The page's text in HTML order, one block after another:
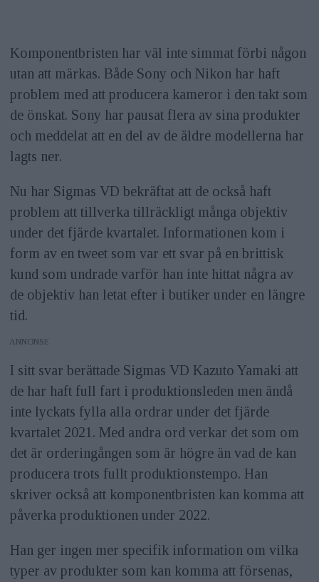
Komponentbristen har väl inte simmat förbi någon
utan att märkas. Både Sony och Nikon har haft
problem med att producera kameror i den takt som
de önskat. Sony har pausat flera av sina produkter
och meddelat att en del av de äldre modellerna har
lagts ner.
Nu har Sigmas VD bekräftat att de också haft
problem att tillverka tillräckligt många objektiv
under det fjärde kvartalet. Informationen kom i
form av en tweet som var ett svar på en brittisk
kund som undrade varför han inte hittat några av
de objektiv han letat efter i butiker under en längre
tid.
ANNONS
I sitt svar berättade Sigmas VD Kazuto Yamaki att
de har haft full fart i produktionsleden men ändå
inte lyckats fylla alla ordrar under det fjärde
kvartalet 2021. Med andra ord verkar det som om
det är orderingången som är högre än vad de kan
producera trots fullt produktionstempo. Han
skriver också att komponentbristen kan komma att
påverka produktionen under 2022.
Han ger ingen mer specifik information om vilka
typer av produkter som kan komma att försenas,